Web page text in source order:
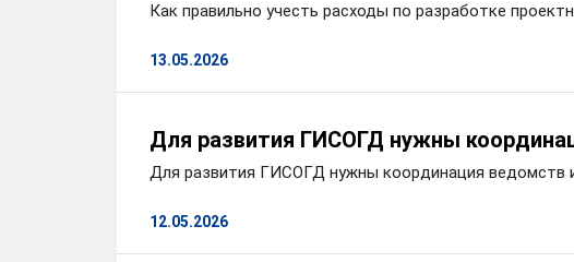
Как правильно учесть расходы по разработке
13.05.2026
Для развития ГИСОГД нужны
Для развития ГИСОГД нужны координация ведомств
12.05.2026